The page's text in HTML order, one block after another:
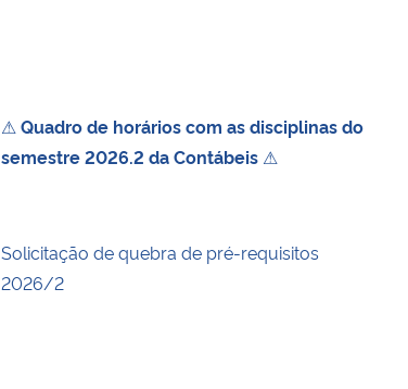
⚠Quadro de horários com as disciplinas do
semestre 2026.2 da Contábeis ⚠
Solicitação de quebra de pré-requisitos
2026/2